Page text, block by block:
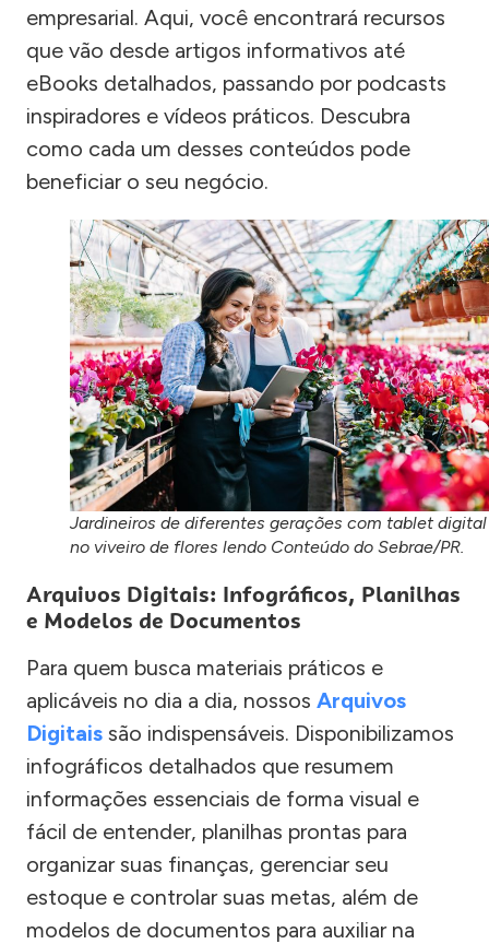
empresarial. Aqui, você encontrará recursos
que vão desde artigos informativos até
eBooks detalhados, passando por podcasts
inspiradores e vídeos práticos. Descubra
como cada um desses conteúdos pode
beneficiar o seu negócio.
Jardineiros de diferentes gerações com tablet digital
no viveiro de flores lendo Conteúdo do Sebrae/PR.
Arquivos Digitais: Infográficos, Planilhas
e Modelos de Documentos
Para quem busca materiais práticos e
aplicáveis no dia a dia, nossos Arquivos
Digitais são indispensáveis. Disponibilizamos
infográficos detalhados que resumem
informações essenciais de forma visual e
fácil de entender, planilhas prontas para
organizar suas finanças, gerenciar seu
estoque e controlar suas metas, além de
modelos de documentos para auxiliar na